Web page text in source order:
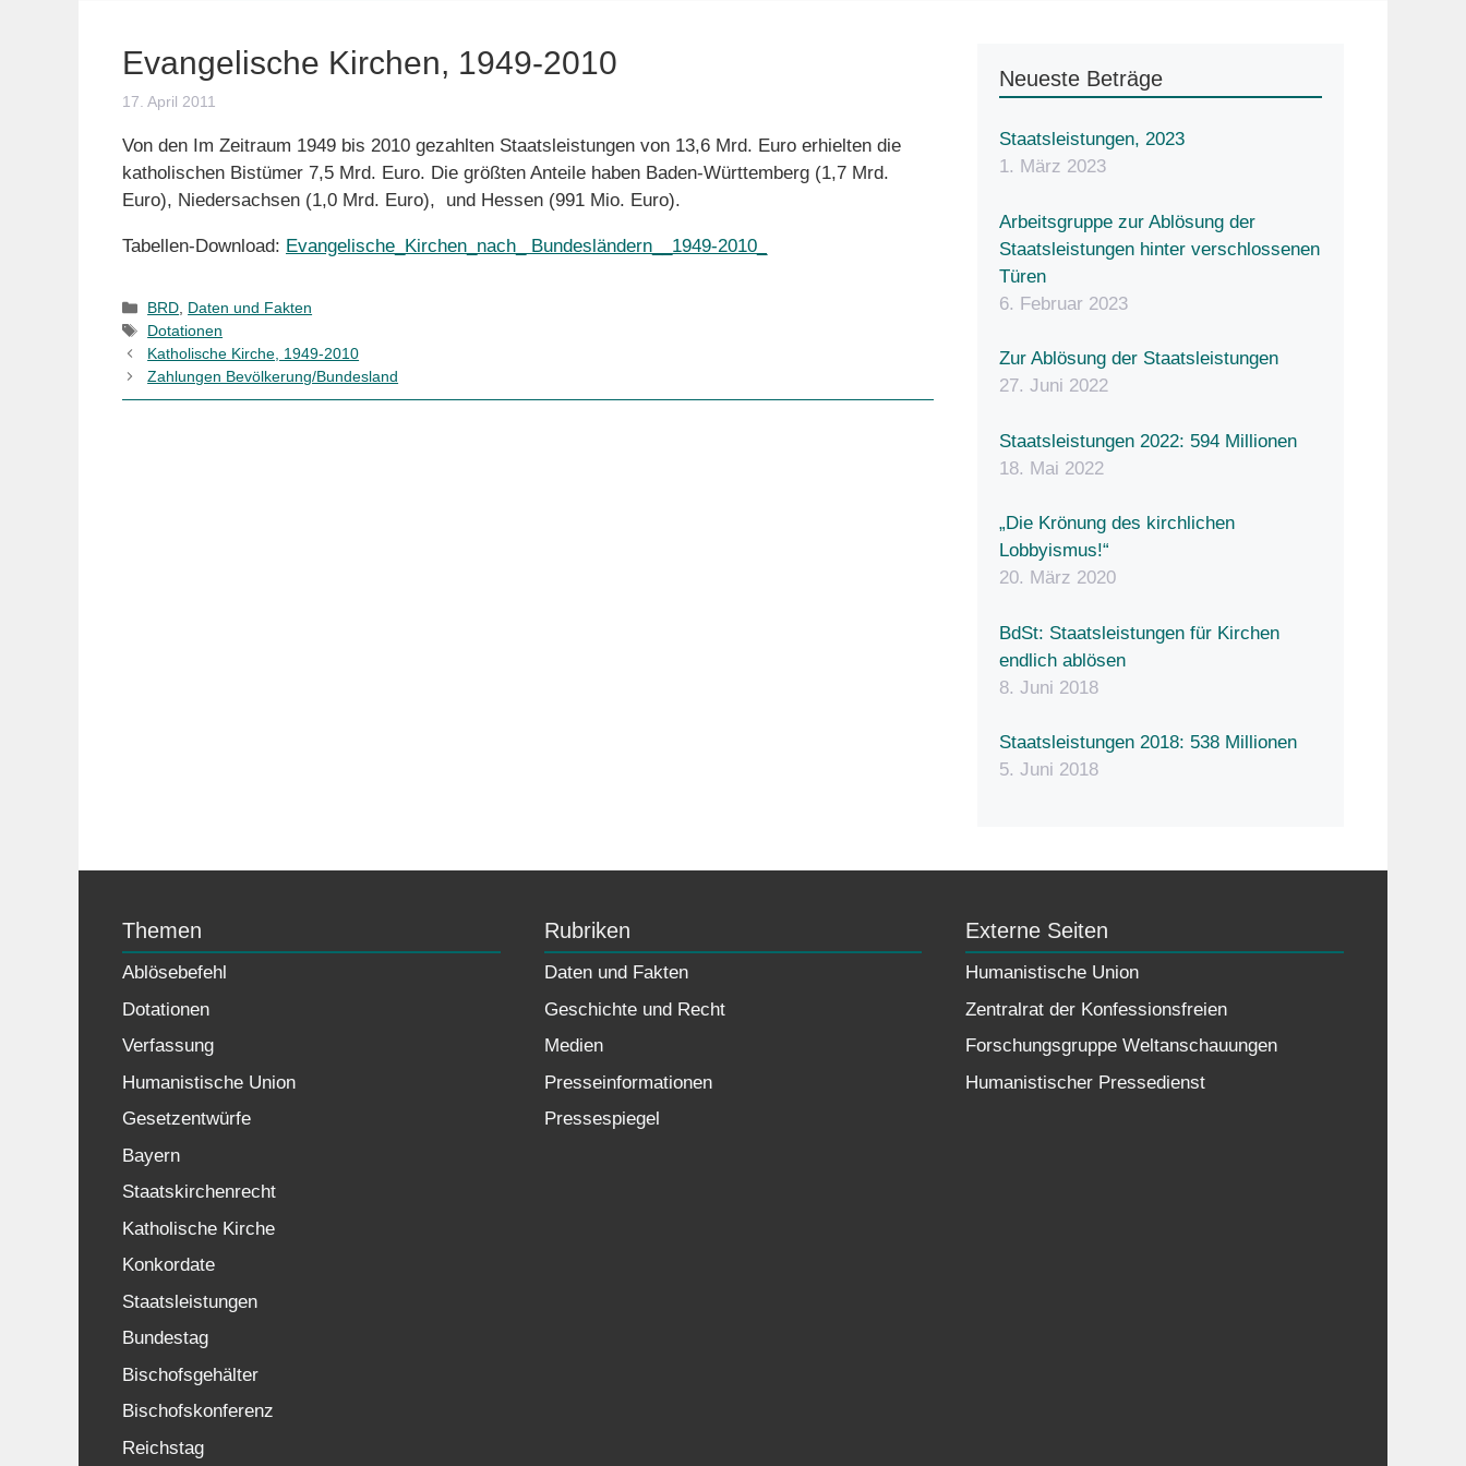
Evangelische Kirchen, 1949-2010
17. April 2011
Von den Im Zeitraum 1949 bis 2010 gezahlten Staatsleistungen von 13,6 Mrd. Euro erhielten die
katholischen Bistümer 7,5 Mrd. Euro. Die größten Anteile haben Baden-Württemberg (1,7 Mrd.
Euro), Niedersachsen (1,0 Mrd. Euro), und Hessen (991 Mio. Euro).
Tabellen-Download: Evangelische_Kirchen_nach_ Bundesländern__1949-2010_
Kategorien
BRD, Daten und Fakten
Schlagwörter
Dotationen
Katholische Kirche, 1949-2010
Zahlungen Bevölkerung/Bundesland
Neueste Beträge
Staatsleistungen, 2023
1. März 2023
Arbeitsgruppe zur Ablösung der
Staatsleistungen hinter verschlossenen
Türen
6. Februar 2023
Zur Ablösung der Staatsleistungen
27. Juni 2022
Staatsleistungen 2022: 594 Millionen
18. Mai 2022
„Die Krönung des kirchlichen
Lobbyismus!“
20. März 2020
BdSt: Staatsleistungen für Kirchen
endlich ablösen
8. Juni 2018
Staatsleistungen 2018: 538 Millionen
5. Juni 2018
Themen
Ablösebefehl
Dotationen
Verfassung
Humanistische Union
Gesetzentwürfe
Bayern
Staatskirchenrecht
Katholische Kirche
Konkordate
Staatsleistungen
Bundestag
Bischofsgehälter
Bischofskonferenz
Reichstag
Rubriken
Daten und Fakten
Geschichte und Recht
Medien
Presseinformationen
Pressespiegel
Externe Seiten
Humanistische Union
Zentralrat der Konfessionsfreien
Forschungsgruppe Weltanschauungen
Humanistischer Pressedienst